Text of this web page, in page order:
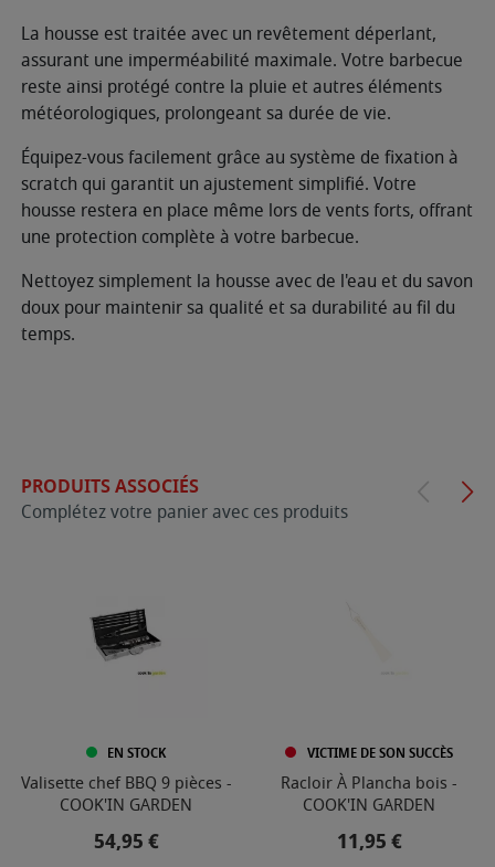
La housse est traitée avec un revêtement déperlant,
assurant une imperméabilité maximale. Votre barbecue
reste ainsi protégé contre la pluie et autres éléments
météorologiques, prolongeant sa durée de vie.
Équipez-vous facilement grâce au système de fixation à
scratch qui garantit un ajustement simplifié. Votre
housse restera en place même lors de vents forts, offrant
une protection complète à votre barbecue.
Nettoyez simplement la housse avec de l'eau et du savon
doux pour maintenir sa qualité et sa durabilité au fil du
temps.
PRODUITS ASSOCIÉS
Complétez votre panier avec ces produits
EN STOCK
Valisette chef BBQ 9 pièces -
COOK'IN GARDEN
Prix
54,95 €
VICTIME DE SON SUCCÈS
Racloir À Plancha bois -
COOK'IN GARDEN
Prix
11,95 €